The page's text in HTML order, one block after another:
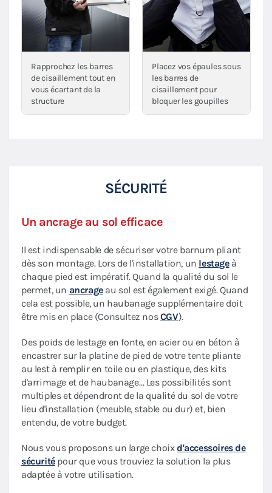
Rapprochez les barres
de cisaillement tout en
vous écartant de la
structure
Placez vos épaules sous
les barres de
cisaillement pour
bloquer les goupilles
SÉCURITÉ
Un ancrage au sol efficace
Il est indispensable de sécuriser votre barnum pliant
dès son montage. Lors de l'installation, un lestageà
chaque pied est impératif. Quand la qualité du sol le
permet, un ancrageau sol est également exigé. Quand
cela est possible, un haubanage supplémentaire doit
être mis en place (Consultez nosCGV).
Des poids de lestage en fonte, en acier ou en béton à
encastrer sur la platine de pied de votre tente pliante
au lest à remplir en toile ou en plastique, des kits
d'arrimage et de haubanage… Les possibilités sont
multiples et dépendront de la qualité du sol de votre
lieu d'installation (meuble, stable ou dur) et, bien
entendu, de votre budget.
Nous vous proposons un large choixd'accessoires de
sécuritépour que vous trouviez la solution la plus
adaptée à votre utilisation.